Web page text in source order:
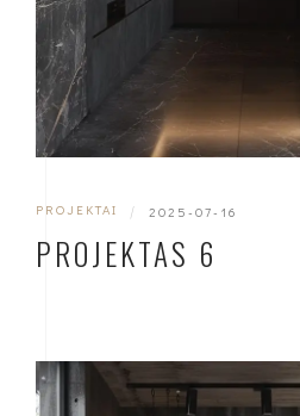
PROJEKTAI | 2025-07-16
PROJEKTAS 6